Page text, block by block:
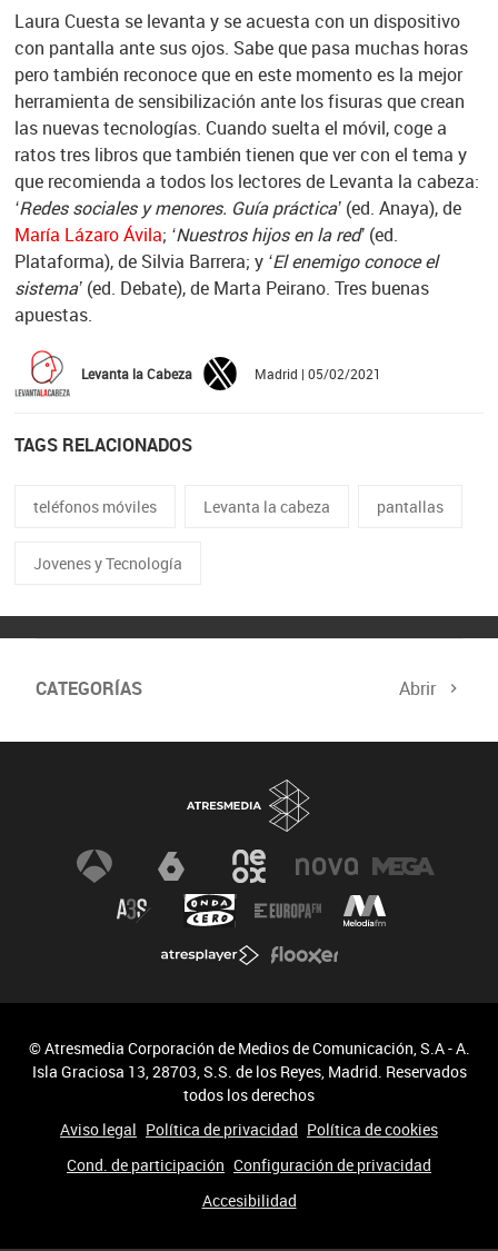
Laura Cuesta se levanta y se acuesta con un dispositivo
con pantalla ante sus ojos. Sabe que pasa muchas horas
pero también reconoce que en este momento es la mejor
herramienta de sensibilización ante los fisuras que crean
las nuevas tecnologías. Cuando suelta el móvil, coge a
ratos tres libros que también tienen que ver con el tema y
que recomienda a todos los lectores de Levanta la cabeza:
‘Redes sociales y menores. Guía práctica’(ed. Anaya), de
María Lázaro Ávila; ‘Nuestros hijos en la red’(ed.
Plataforma), de Silvia Barrera; y ‘El enemigo conoce el
sistema’(ed. Debate), de Marta Peirano. Tres buenas
apuestas.
Levanta la Cabeza Madrid | 05/02/2021
TAGS RELACIONADOS
teléfonos móviles Levanta la cabeza pantallas
Jovenes y Tecnología
CATEGORÍAS Abrir
Comité de Expertos Curso verificación digital
Newsletter
© Atresmedia Corporación de Medios de Comunicación, S.A - A.
Isla Graciosa 13, 28703, S.S. de los Reyes, Madrid. Reservados
todos los derechos
Aviso legal Política de privacidad Política de cookies
Cond. de participación Configuración de privacidad
Accesibilidad